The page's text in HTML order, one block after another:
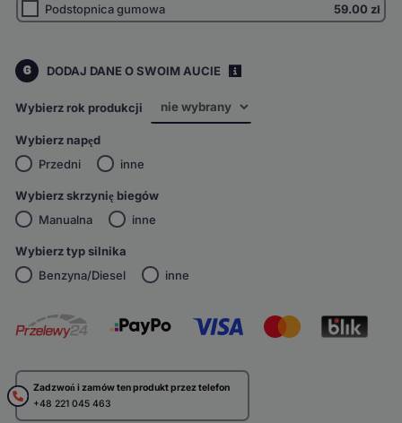
Podstopnica gumowa 59.00 zł
6 DODAJ DANE O SWOIM AUCIE
Wybierz rok produkcji
Wybierz napęd
Przedni
inne
Wybierz skrzynię biegów
Manualna
inne
Wybierz typ silnika
Benzyna/Diesel
inne
Zadzwoń i zamów ten produkt przez telefon
+48 221 045 463